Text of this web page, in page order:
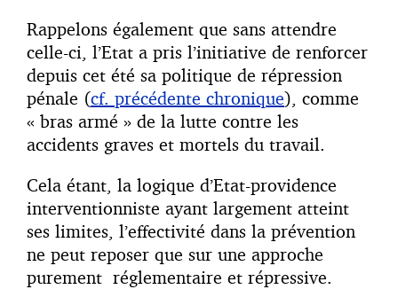
Rappelons également que sans attendre
celle-ci, l’Etat a pris l’initiative de renforcer
depuis cet été sa politique de répression
pénale (cf. précédente chronique), comme
« bras armé » de la lutte contre les
accidents graves et mortels du travail.
Cela étant, la logique d’Etat-providence
interventionniste ayant largement atteint
ses limites, l’effectivité dans la prévention
ne peut reposer que sur une approche
purement réglementaire et répressive.